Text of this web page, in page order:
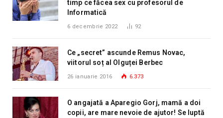
timp ce făcea sex cu profesorul de
Informatică
6 decembrie 2022 92
Ce „secret” ascunde Remus Novac,
viitorul soț al Olguței Berbec
26 ianuarie 2016 6.373
O angajată a Aparegio Gorj, mamă a doi
copii, are mare nevoie de ajutor! Se luptă